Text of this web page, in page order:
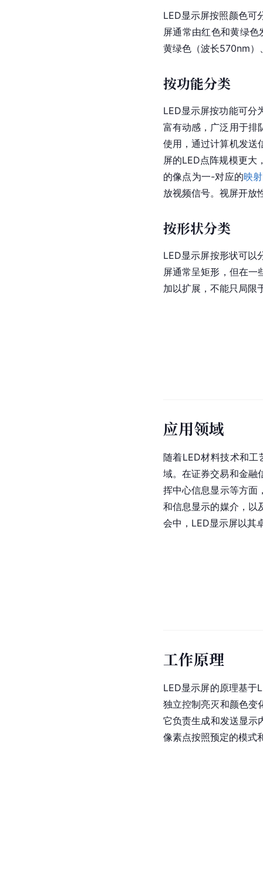
LED显示屏按照颜色可
屏通常由红色和黄绿
黄绿色（波长570nm）
按功能分类
LED显示屏按功能可分
富有动感，广泛用于排
使用，通过计算机发送
屏的LED点阵规模更大
的像点为一-对应的映射
放视频信号。视屏开放
按形状分类
LED显示屏按形状可以
屏通常呈矩形，但在一
加以扩展，不能只局限
应用领域
随着LED材料技术和
域。在证券交易和金融
挥中心信息显示等方面
和信息显示的媒介，以
会中，LED显示屏以其
工作原理
LED显示屏的原理基于
独立控制亮灭和颜色变
它负责生成和发送显示
像素点按照预定的模式